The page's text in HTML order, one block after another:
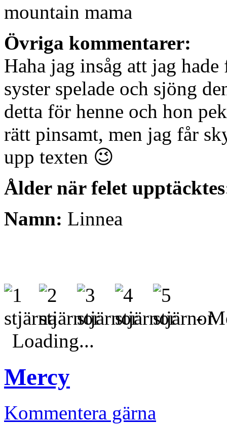
mountain mama
Övriga kommentarer:
Haha jag insåg att jag
syster spelade och sjöng
detta för henne och hon
rätt pinsamt, men jag får
upp texten 😉
Ålder när felet
Namn: Linnea
-
Loading...
Mercy
Kommentera gärna